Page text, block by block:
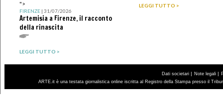
">
FIRENZE| 31/07/2026
Artemisia a Firenze, il racconto
della rinascita
LEGGI TUTTO >
LEGGI TUTTO >
Dati societari | Note legali |
ARTE.it è una testata giornalistica online iscritta al Registro della Stampa presso il